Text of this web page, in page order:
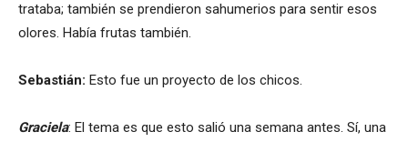
trataba; también se prendieron sahumerios para sentir esos
olores. Había frutas también.
Sebastián: Esto fue un proyecto de los chicos.
Graciela: El tema es que esto salió una semana antes. Sí, una